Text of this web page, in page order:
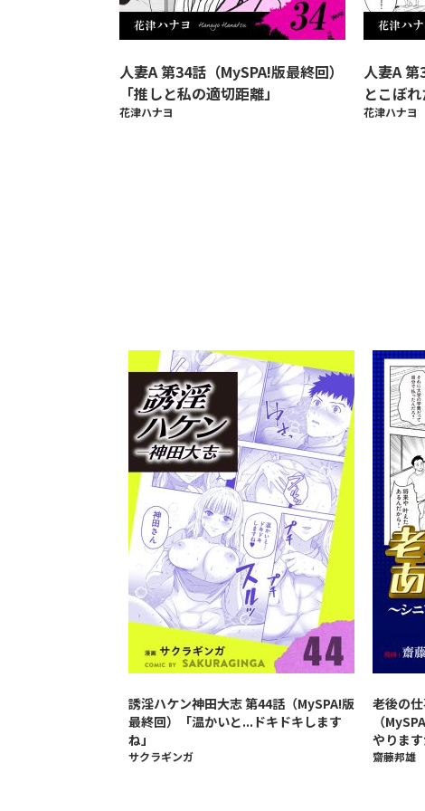
人妻A 第34話（MySPA!版最終回）
「推しと私の適切距離」
花津ハナヨ
人妻A 第
とこぼれ
花津ハナヨ
誘淫ハケン神田大志 第44話（MySPA!版
最終回）「温かいと...ドキドキします
ね」
サクラギンガ
老後の
（
やります
齋藤邦雄